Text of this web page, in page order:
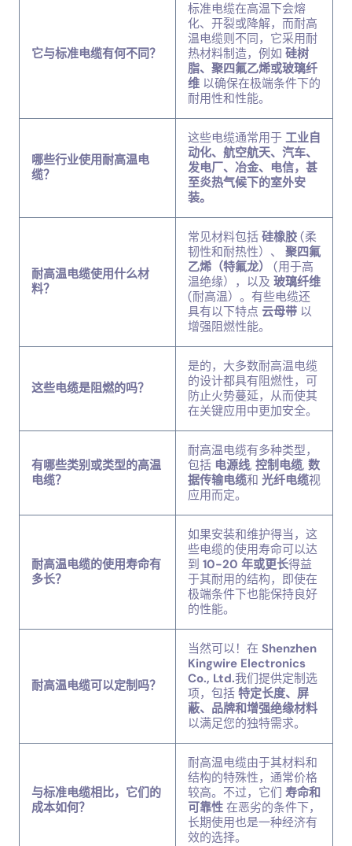
它与标准电缆有何不同？
标准电缆在高温下会熔
化、开裂或降解，而耐高
温电缆则不同，它采用耐
热材料制造，例如 硅树
脂、聚四氟乙烯或玻璃纤
维 以确保在极端条件下的
耐用性和性能。
哪些行业使用耐高温电
缆？
这些电缆通常用于 工业自
动化、航空航天、汽车、
发电厂、冶金、电信，甚
至炎热气候下的室外安
装。
耐高温电缆使用什么材
料？
常见材料包括 硅橡胶 (柔
韧性和耐热性）、 聚四氟
乙烯（特氟龙）
(用于高
温绝缘），以及 玻璃纤维
(耐高温）。有些电缆还
具有以下特点 云母带 以
增强阻燃性能。
这些电缆是阻燃的吗？
是的，大多数耐高温电缆
的设计都具有阻燃性，可
防止火势蔓延，从而使其
在关键应用中更加安全。
有哪些类别或类型的高温
电缆？
耐高温电缆有多种类型，
包括 电源线, 控制电缆, 数
据传输电缆和 光纤电缆视
应用而定。
耐高温电缆的使用寿命有
多长？
如果安装和维护得当，这
些电缆的使用寿命可以达
到 10-20 年或更长得益
于其耐用的结构，即使在
极端条件下也能保持良好
的性能。
耐高温电缆可以定制吗？
当然可以！在 Shenzhen
Kingwire Electronics
Co., Ltd.我们提供定制选
项，包括 特定长度、屏
蔽、品牌和增强绝缘材料
以满足您的独特需求。
与标准电缆相比，它们的
成本如何？
耐高温电缆由于其材料和
结构的特殊性，通常价格
较高。不过，它们 寿命和
可靠性 在恶劣的条件下，
长期使用也是一种经济有
效的选择。